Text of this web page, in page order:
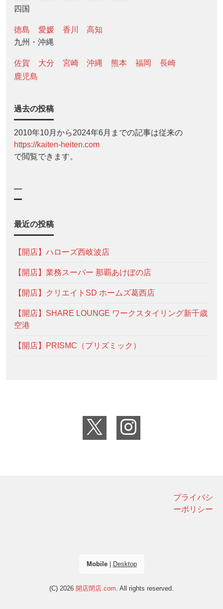
四国
徳島 愛媛 香川
高知
九州・沖縄
佐賀 大分 宮崎 沖縄 熊本 福岡
長崎
鹿児島
過去の投稿
2010年10月から2024年6月までの記事は従来の
https://kaiten-heiten.com
で閲覧できます。
—
最近の投稿
【開店】ハローズ西岐波店
【開店】業務スーパー 那覇あけぼの店
【開店】クリエイトSD ホームズ葛西店
【開店】SHARE LOUNGE ワークスタイリング新千歳
空港
【開店】PRISMC（プリズミック）
プライバシ
ーポリシー
Mobile| Desktop
(C) 2026 開店閉店.com . All rights reserved.